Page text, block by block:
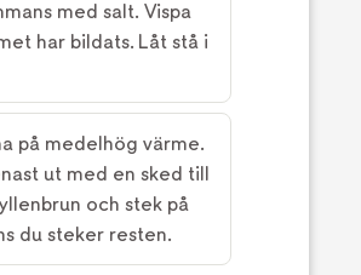
med salt. Vispa
har bildats. Låt stå i
på medelhög värme.
ut med en sked till
och stek på
du steker resten.